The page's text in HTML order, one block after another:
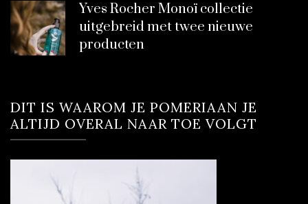
Yves Rocher Monoï collectie
uitgebreid met twee nieuwe
producten
DIT IS WAAROM JE POMERIAAN JE
ALTIJD OVERAL NAAR TOE VOLGT